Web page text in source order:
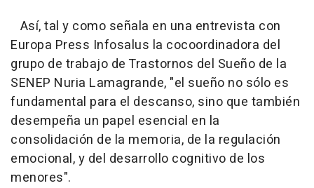
Así, tal y como señala en una entrevista con
Europa Press Infosalus la cocoordinadora del
grupo de trabajo de Trastornos del Sueño de la
SENEP Nuria Lamagrande, "el sueño no sólo es
fundamental para el descanso, sino que también
desempeña un papel esencial en la
consolidación de la memoria, de la regulación
emocional, y del desarrollo cognitivo de los
menores".